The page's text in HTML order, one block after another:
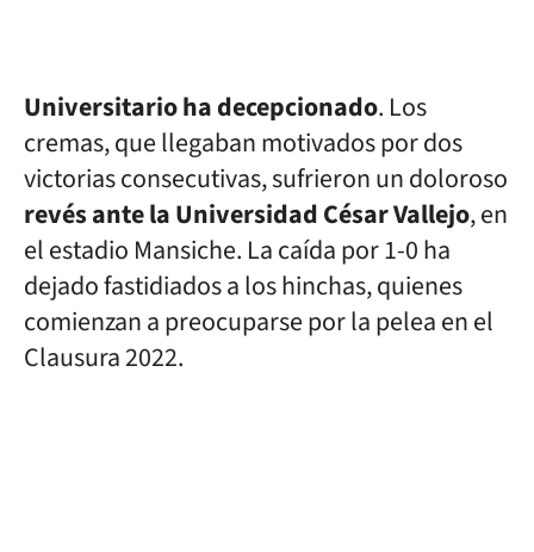
Universitario ha decepcionado. Los
cremas, que llegaban motivados por dos
victorias consecutivas, sufrieron un doloroso
revés ante la Universidad César Vallejo, en
el estadio Mansiche. La caída por 1-0 ha
dejado fastidiados a los hinchas, quienes
comienzan a preocuparse por la pelea en el
Clausura 2022.